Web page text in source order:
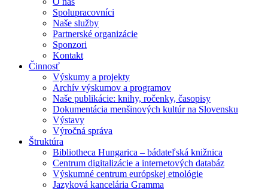
Spolupracovníci
Naše služby
Partnerské organizácie
Sponzori
Kontakt
Činnosť
Výskumy a projekty
Archív výskumov a programov
Naše publikácie: knihy, ročenky, časopisy
Dokumentácia menšinových kultúr na Slovensku
Výstavy
Výročná správa
Štruktúra
Bibliotheca Hungarica – bádateľská knižnica
Centrum digitalizácie a internetových databáz
Výskumné centrum európskej etnológie
Jazyková kancelária Gramma